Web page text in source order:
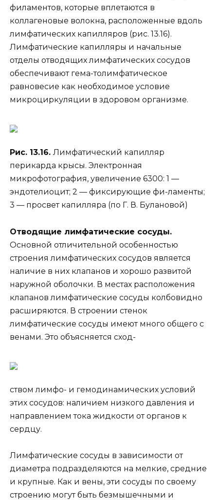
филаментов, которые вплетаются в
коллагеновые волокна, расположенные вдоль
лимфатических капилляров (рис. 13.16).
Лимфатические капилляры и начальные
отделы отводящих лимфатических сосудов
обеспечивают гема-толимфатическое
равновесие как необходимое условие
микроциркуляции в здоровом организме.
Рис. 13.16. Лимфатический капилляр
перикарда крысы. Электронная
микрофотография, увеличение 6300: 1 —
эндотелиоцит; 2 — фиксирующие фи-ламенты;
3 — просвет капилляра (по Г. В. Булановой)
Отводящие лимфатические сосуды.
Основной отличительной особенностью
строения лимфатических сосудов является
наличие в них клапанов и хорошо развитой
наружной оболочки. В местах расположения
клапанов лимфатические сосуды колбовидно
расширяются. В строении стенок
лимфатические сосуды имеют много общего с
венами. Это объясняется сход-
ством лимфо- и гемодинамических условий
этих сосудов: наличием низкого давления и
направлением тока жидкости от органов к
сердцу.
Лимфатические сосуды в зависимости от
диаметра подразделяются на мелкие, средние
и крупные. Как и вены, эти сосуды по своему
строению могут быть безмышечными и